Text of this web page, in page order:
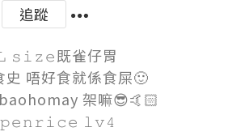
追蹤
𝚜𝚒𝚣𝚎既雀仔胃
史 唔好食就係食屎🙂
架嘛😎🤙🏻
𝚕𝚟𝟺